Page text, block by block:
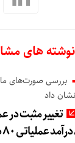
نوشته های
نشان داد
تغییر مثبت در
۸۰ درصد رشد کرد